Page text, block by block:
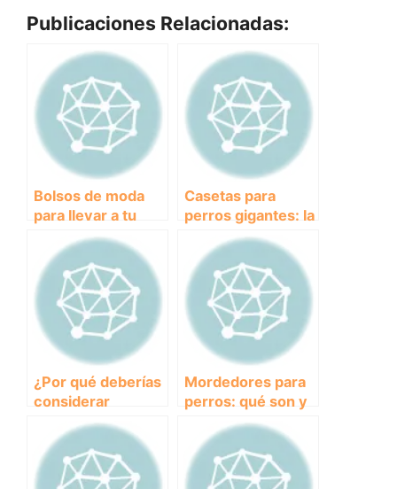
Publicaciones Relacionadas:
Bolsos de moda
para llevar a tu
perro pequeño a
cualquier lugar
Casetas para
perros gigantes: la
solución perfecta
para el descanso
de tu mejor amigo
¿Por qué deberías
considerar
comprar un
flotador para
perros?
Mordedores para
perros: qué son y
por qué son
importantes para
el cuidado de tu
mascota